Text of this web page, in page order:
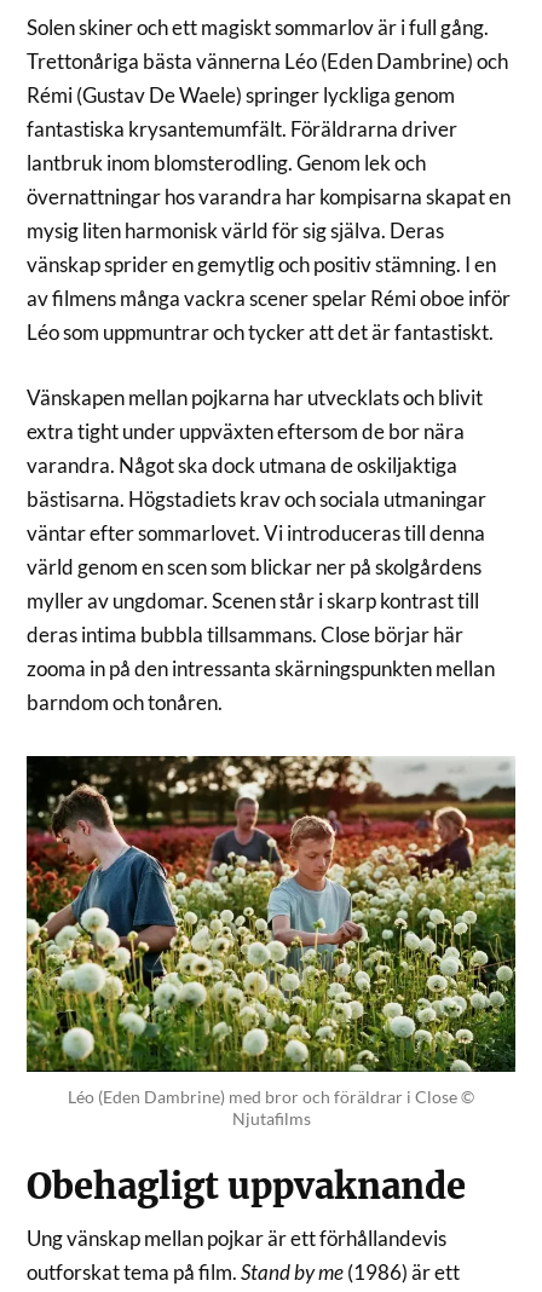
Solen skiner och ett magiskt sommarlov är i full gång.
Trettonåriga bästa vännerna Léo (Eden Dambrine) och
Rémi (Gustav De Waele) springer lyckliga genom
fantastiska krysantemumfält. Föräldrarna driver
lantbruk inom blomsterodling. Genom lek och
övernattningar hos varandra har kompisarna skapat en
mysig liten harmonisk värld för sig själva. Deras
vänskap sprider en gemytlig och positiv stämning. I en
av filmens många vackra scener spelar Rémi oboe inför
Léo som uppmuntrar och tycker att det är fantastiskt.
Vänskapen mellan pojkarna har utvecklats och blivit
extra tight under uppväxten eftersom de bor nära
varandra. Något ska dock utmana de oskiljaktiga
bästisarna. Högstadiets krav och sociala utmaningar
väntar efter sommarlovet. Vi introduceras till denna
värld genom en scen som blickar ner på skolgårdens
myller av ungdomar. Scenen står i skarp kontrast till
deras intima bubbla tillsammans. Close börjar här
zooma in på den intressanta skärningspunkten mellan
barndom och tonåren.
Léo (Eden Dambrine) med bror och föräldrar i Close ©
Njutafilms
Obehagligt uppvaknande
Ung vänskap mellan pojkar är ett förhållandevis
outforskat tema på film.Stand by me(1986) är ett